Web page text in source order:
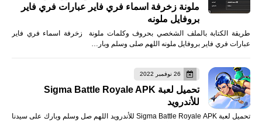
ملونة زخرفة اسماء فري فاير عبارات فري فاير
بروفايل ملونه
طريقة الكتابة بالملف الشخصي بحروف وكلمات ملونة زخرفة اسماء فري فاير
عبارات فري فاير بروفايل ملونه اللهم صلى وسلم وبار…
26 نوفمبر 2022
تحميل لعبة Sigma Battle Royale APK
للأندرويد
تحميل لعبة Sigma Battle Royale APK للأندرويد اللهم صل وسلم وبارك على سيدنا